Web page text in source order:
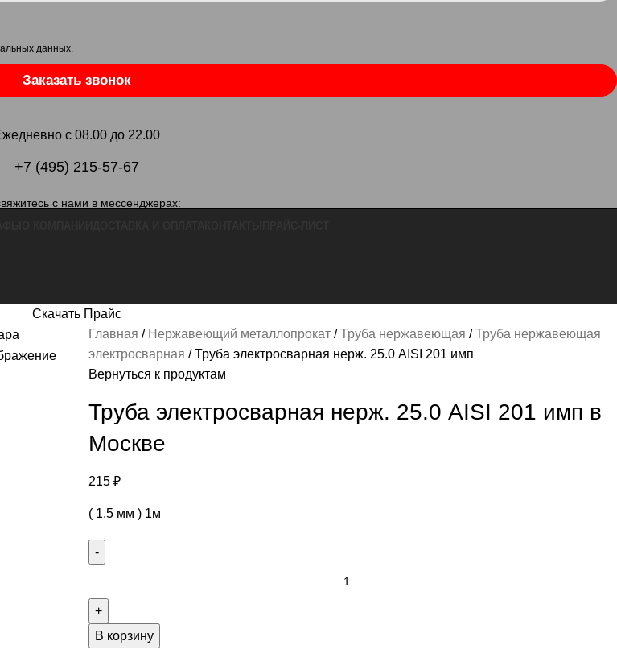
данных
Заказать звонок
с 08.00 до 22.00
+7 (495) 215-57-67
с нами в мессенджерах:
Скачать Прайс
Главная Нержавеющий металлопрокат Труба нержавеющая
Труба нержавеющая
электросварная
Труба электросварная нерж. 25.0 AISI 201 имп
Вернуться к продуктам
Труба электросварная нерж. 25.0 AISI 201 имп в
Москве
215 ₽
( 1,5 мм ) 1м
В корзину